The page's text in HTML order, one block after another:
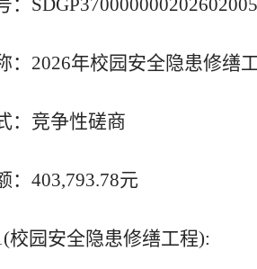
：
：2026年校园安全隐患修缮
：竞争性磋商
：403,793.78元
校园安全隐患修缮工程):